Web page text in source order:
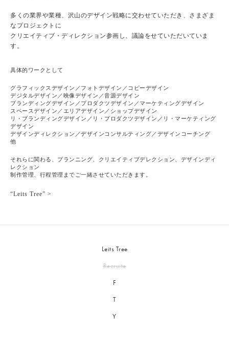
多くの業界や業種、沢山のデザイン戦略に交わせていただき、さまざま
なプロジェクトに
クリエイティブ・ディレクション参画し、議論をせていただいていま
す。
具体的ワークとして
グラフィックスデザイン／フォトデザイン／コピーデザイン
デジタルデザイン／映像デザイン／音源デザイン
ブランディングデザイン／プロダクツデザイン／マーケティングデザイン
スペースデザイン／エリアデザイン／ショップデザイン
リ・ブランディングデザイン／リ・プロダクツデザイン／リ・マーケティング
デザイン
デザインディレクション／デザインコンサルティング／デザインコーチング
他
それらに関わる、プランニング、クリエイティブデレクション、デザインディ
レクション
制作管理、行程管理までご一緒させていただきます。
“Leits Tree” >
Leits Tree
Recruite
F
T
Y